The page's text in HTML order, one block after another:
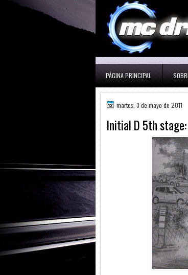
PÁGINA PRINCIPAL
martes, 3 de mayo de 2011
Initial D 5th